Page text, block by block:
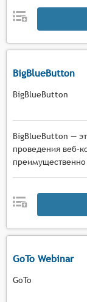
BigBlueButton
BigBlueButton
BigBlueButton —
проведения веб-
GoTo Webinar
GoTo